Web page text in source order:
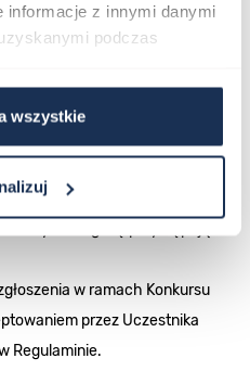
informacje z innymi danymi
podczas
wszystkie
adres do wysyłki, nr
oraz pod postem
w ramach Konkursu
przez Uczestnika
Regulaminie.